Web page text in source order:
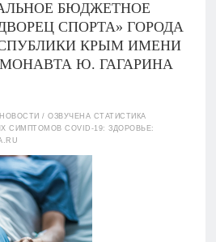
БЮДЖЕТНОЕ
СПОРТА» ГОРОДА
КРЫМ ИМЕНИ
Ю. ГАГАРИНА
/ОЗВУЧЕНА СТАТИСТИКА
СИМПТОМОВ COVID-19: ЗДОРОВЬЕ: